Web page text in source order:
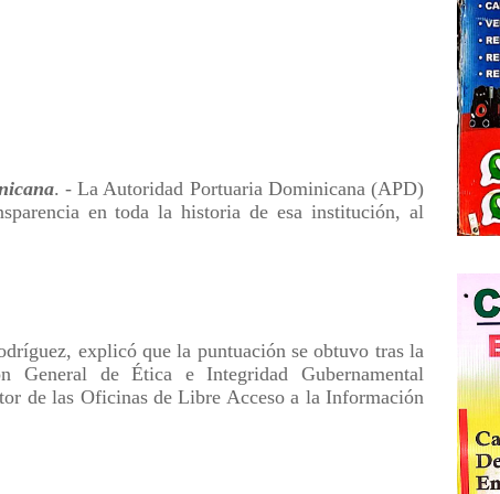
. - La Autoridad Portuaria Dominicana (APD)
en toda la historia de esa institución, al
explicó que la puntuación se obtuvo tras la
General de Ética e Integridad Gubernamental
de las Oficinas de Libre Acceso a la Información